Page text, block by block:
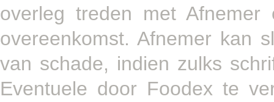
overleg treden met
overeenkomst. Afnemer kan
van schade, indien zulks
Eventuele door Foodex te